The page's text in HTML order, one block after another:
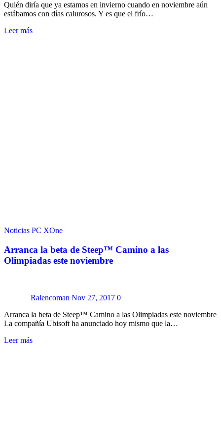
Quién diría que ya estamos en invierno cuando en noviembre aún
estábamos con días calurosos. Y es que el frío…
Leer más
Noticias PC XOne
Arranca la beta de Steep™ Camino a las
Olimpiadas este noviembre
Ralencoman Nov 27, 2017 0
Arranca la beta de Steep™ Camino a las Olimpiadas este noviembre
La compañía Ubisoft ha anunciado hoy mismo que la…
Leer más